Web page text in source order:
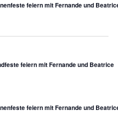
feiern mit Fernande und
feiern mit Fernande und Beatrice
feiern mit Fernande und